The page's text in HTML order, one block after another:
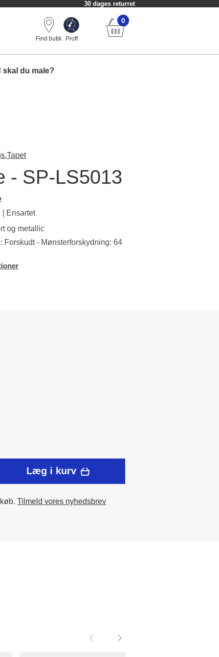
30 dages returret
Find butik Proff
0
skal du male?
Tapet
- SP-LS5013
| Ensartet
og metallic
Forskudt - Mønsterforskydning: 64
Læg i kurv
Tilmeld vores nyhedsbrev